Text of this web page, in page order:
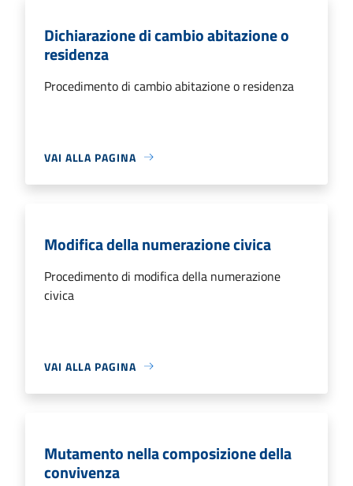
Dichiarazione di cambio abitazione o
residenza
Procedimento di cambio abitazione o residenza
VAI ALLA PAGINA
Modifica della numerazione civica
Procedimento di modifica della numerazione
civica
VAI ALLA PAGINA
Mutamento nella composizione della
convivenza